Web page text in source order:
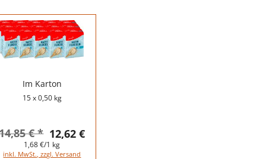
Im Karton
15 x 0,50 kg
12,62 €
€ *
1,68 €/1 kg
inkl. MwSt., zzgl. Versand